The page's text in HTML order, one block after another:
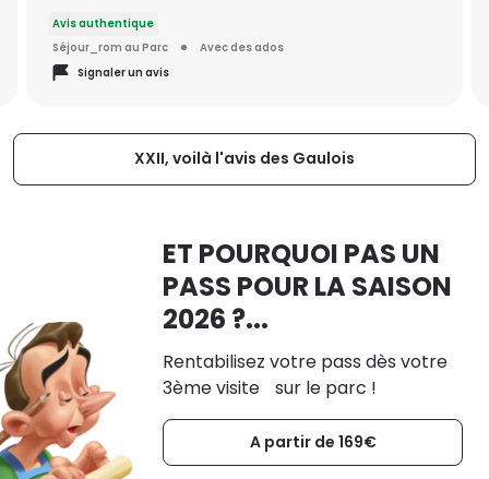
Avis authentique
Séjour_rom au Parc
Avec des ados
Signaler un avis
XXII, voilà l'avis des Gaulois
ET POURQUOI PAS UN
PASS POUR LA SAISON
2026 ?...
Rentabilisez votre pass dès votre
3ème visite sur le parc !
A partir de 169€